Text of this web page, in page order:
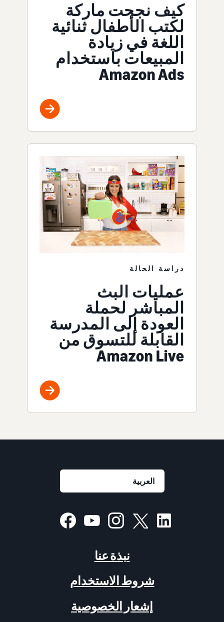
كيف نجحت ماركة
لكتب الأطفال ثنائية
اللغة في زيادة
المبيعات باستخدام
Amazon Ads
دراسة الحالة
عمليات البث
المباشر لحملة
العودة إلى المدرسة
القابلة للتسوق من
Amazon Live
نبذة عنا
شروط الاستخدام
إشعار الخصوصية